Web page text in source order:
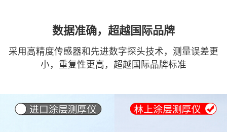
数据准确，超越国际品牌
采用高精度传感器和先进数字探头技术，测量误差更
小，重复性更高，超越国际品牌标准